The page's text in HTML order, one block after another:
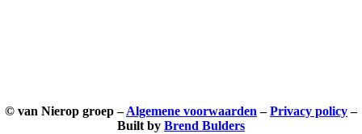
© van Nierop groep –Algemene voorwaarden–Privacy policy–
Built by Brend Bulders